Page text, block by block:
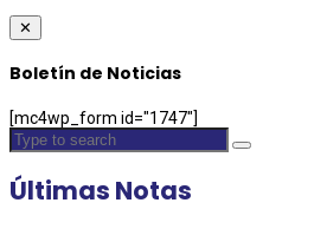
✕
Boletín de Noticias
[mc4wp_form id="1747"]
Últimas Notas